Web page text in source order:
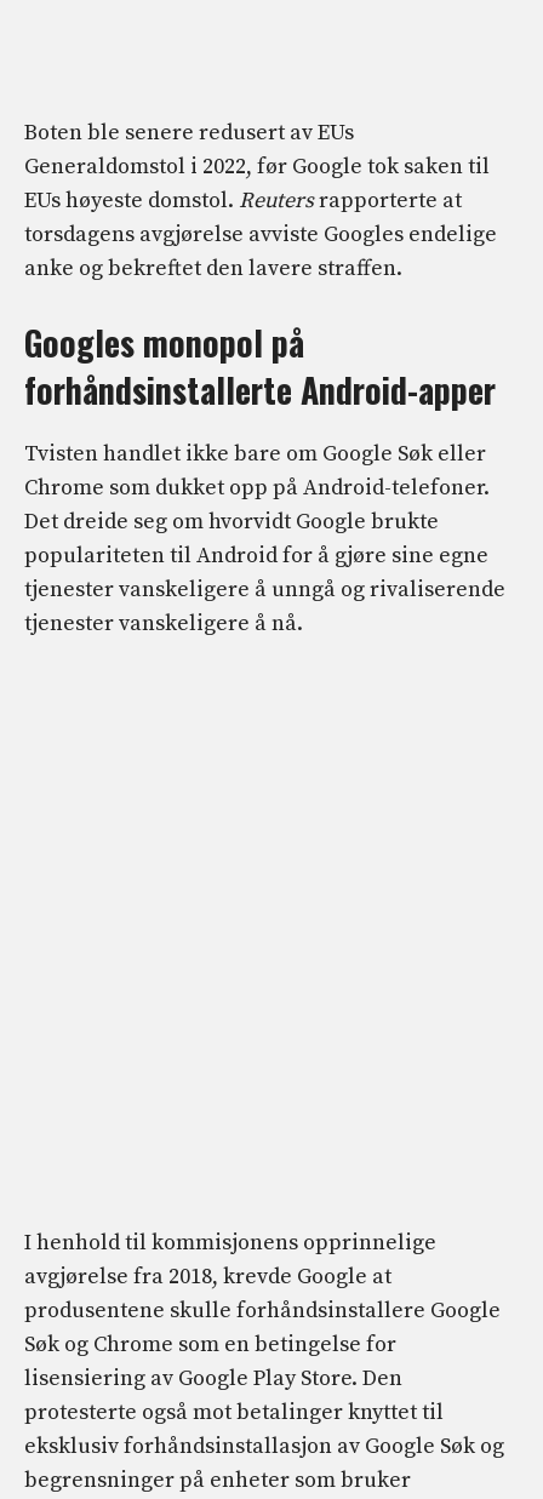
Boten ble senere redusert av EUs
Generaldomstol i 2022, før Google tok saken til
EUs høyeste domstol. Reutersrapporterte at
torsdagens avgjørelse avviste Googles endelige
anke og bekreftet den lavere straffen.
Googles monopol på
forhåndsinstallerte Android-apper
Tvisten handlet ikke bare om Google Søk eller
Chrome som dukket opp på Android-telefoner.
Det dreide seg om hvorvidt Google brukte
populariteten til Android for å gjøre sine egne
tjenester vanskeligere å unngå og rivaliserende
tjenester vanskeligere å nå.
I henhold til kommisjonens opprinnelige
avgjørelse fra 2018, krevde Google at
produsentene skulle forhåndsinstallere Google
Søk og Chrome som en betingelse for
lisensiering av Google Play Store. Den
protesterte også mot betalinger knyttet til
eksklusiv forhåndsinstallasjon av Google Søk og
begrensninger på enheter som bruker